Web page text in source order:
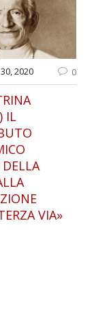
13, 2021
DI
SAVERIO
AL